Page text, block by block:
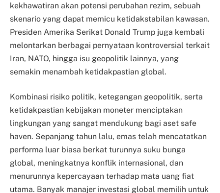
kekhawatiran akan potensi perubahan rezim, sebuah
skenario yang dapat memicu ketidakstabilan kawasan.
Presiden Amerika Serikat Donald Trump juga kembali
melontarkan berbagai pernyataan kontroversial terkait
Iran, NATO, hingga isu geopolitik lainnya, yang
semakin menambah ketidakpastian global.
Kombinasi risiko politik, ketegangan geopolitik, serta
ketidakpastian kebijakan moneter menciptakan
lingkungan yang sangat mendukung bagi aset safe
haven. Sepanjang tahun lalu, emas telah mencatatkan
performa luar biasa berkat turunnya suku bunga
global, meningkatnya konflik internasional, dan
menurunnya kepercayaan terhadap mata uang fiat
utama. Banyak manajer investasi global memilih untuk